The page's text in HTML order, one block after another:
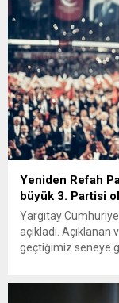
Yeniden Refah
büyük 3. Partisi
Yargıtay
açıkladı.
geçtiğimiz seneye
belirleyici parti olan